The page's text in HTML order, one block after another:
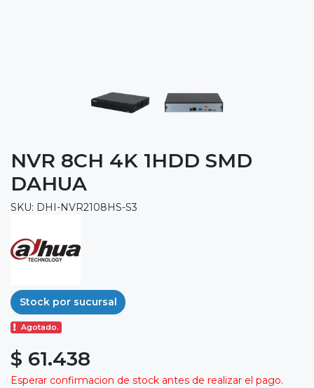
NVR 8CH 4K 1HDD SMD
DAHUA
SKU: DHI-NVR2108HS-S3
Stock por sucursal
Agotado.
$ 61.438
Esperar confirmacion de stock antes de realizar el pago.